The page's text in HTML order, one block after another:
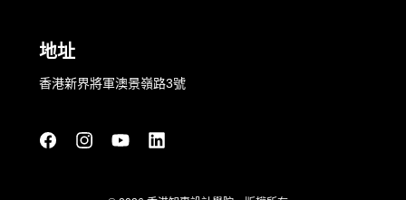
地址
香港新界將軍澳景嶺路3號